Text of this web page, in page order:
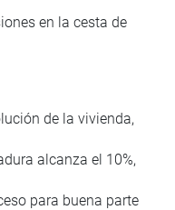
en la cesta de
de la vivienda,
alcanza el 10%,
para buena parte